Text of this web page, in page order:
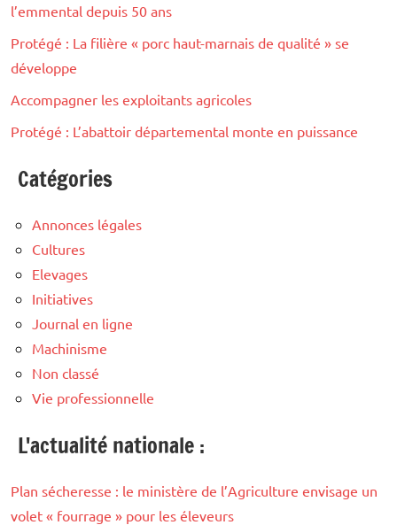
l’emmental depuis 50 ans
Protégé : La filière « porc haut-marnais de qualité » se
développe
Accompagner les exploitants agricoles
Protégé : L’abattoir départemental monte en puissance
Catégories
Annonces légales
Cultures
Elevages
Initiatives
Journal en ligne
Machinisme
Non classé
Vie professionnelle
L'actualité nationale :
Plan sécheresse : le ministère de l’Agriculture envisage un
volet « fourrage » pour les éleveurs